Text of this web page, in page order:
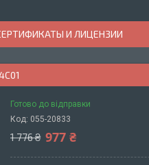
И ЛИЦЕНЗИИ
Готово до відправки
Код: 055-20833
1 776 ₴ 977 ₴